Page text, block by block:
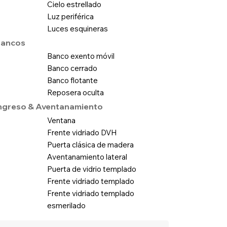
Cielo estrellado
Luz periférica
Luces esquineras
Banco exento móvil
Banco cerrado
Banco flotante
Reposera oculta
& Aventanamiento
Ventana
Frente vidriado DVH
Puerta clásica de madera
Aventanamiento lateral
Puerta de vidrio templado
Frente vidriado templado
Frente vidriado templado
esmerilado